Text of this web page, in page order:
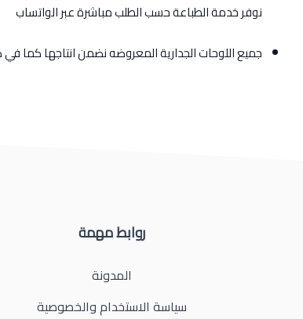
نوفر خدمة الطباعة حسب الطلب مباشرة عبر الواتساب
جميع اللوحات الجدارية المعروضه نضمن انتاجها
روابط مهمة
المدونة
سياسة الاستخدام والخصوصية